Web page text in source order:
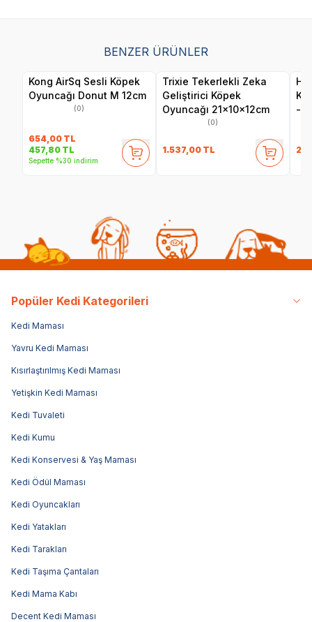
BENZER ÜRÜNLER
Kong AirSq Sesli Köpek
Oyuncağı Donut M 12cm
(0)
654,00 TL
457,80 TL
Sepette %30 indirim
Trixie Tekerlekli Zeka
Geliştirici Köpek
Oyuncağı 21x10x12cm
(0)
1.537,00 TL
-
Popüler Kedi Kategorileri
Kedi Maması
Yavru Kedi Maması
Kısırlaştırılmış Kedi Maması
Yetişkin Kedi Maması
Kedi Tuvaleti
Kedi Kumu
Kedi Konservesi & Yaş Maması
Kedi Ödül Maması
Kedi Oyuncakları
Kedi Yatakları
Kedi Tarakları
Kedi Taşıma Çantaları
Kedi Mama Kabı
Decent Kedi Maması